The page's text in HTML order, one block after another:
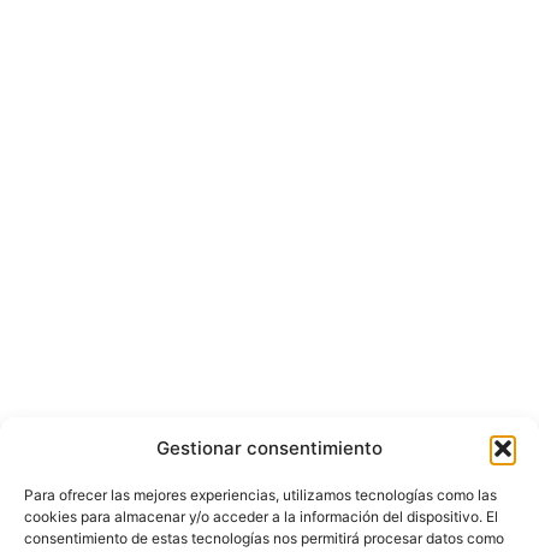
Gestionar consentimiento
Para ofrecer las mejores experiencias, utilizamos tecnologías como las
cookies para almacenar y/o acceder a la información del dispositivo. El
consentimiento de estas tecnologías nos permitirá procesar datos como